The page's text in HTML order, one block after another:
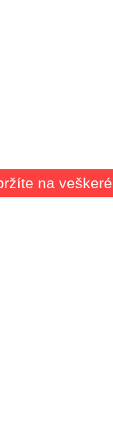
na